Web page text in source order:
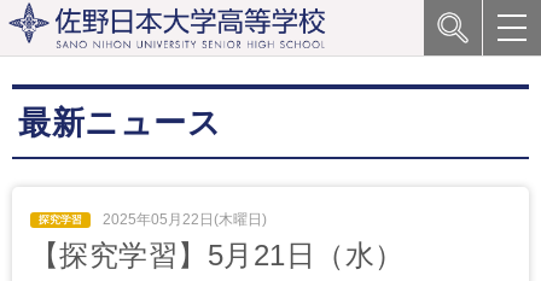
最新ニュース
2025年05月22日(木曜日)
【探究学習】5月21日（水）